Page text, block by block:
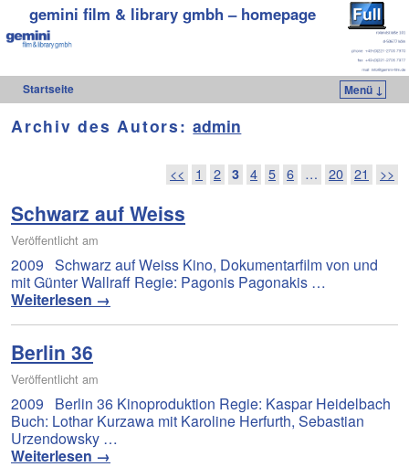
gemini film & library gmbh – homepage
Startseite
Menü ↓
Archiv des Autors:admin
<< 1 2 3 4 5 6 … 20 21 >>
Schwarz auf Weiss
Veröffentlicht am
2009 Schwarz auf Weiss Kino, Dokumentarfilm von und
mit Günter Wallraff Regie: Pagonis Pagonakis …
Weiterlesen →
Berlin 36
Veröffentlicht am
2009 Berlin 36 Kinoproduktion Regie: Kaspar Heidelbach
Buch: Lothar Kurzawa mit Karoline Herfurth, Sebastian
Urzendowsky …
Weiterlesen →